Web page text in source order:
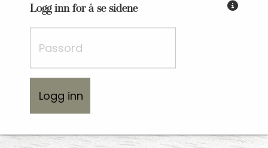
Logg inn for å se sideneFyll inn passordet du har